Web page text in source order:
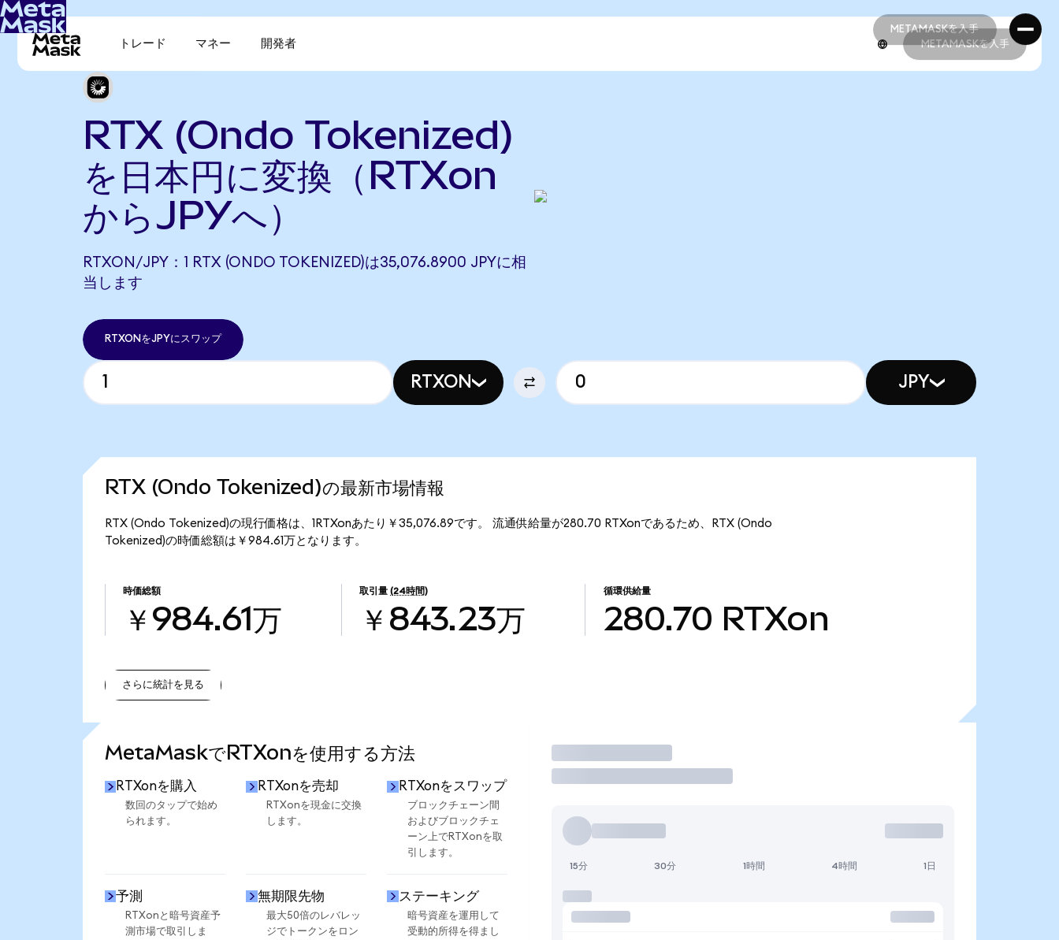
METAMASKを入手
METAMASKを入手
トレード マネー 開発者 METAMASKを入手
RTX (Ondo Tokenized)
を日本円に変換（RTXon
からJPYへ）
RTXON/JPY：1 RTX (ONDO TOKENIZED)は35,076.8900 JPYに相
当します
RTXONをJPYにスワップ
RTXON JPY
RTX (Ondo Tokenized)の最新市場情報
RTX (Ondo Tokenized)の現行価格は、1RTXonあたり￥35,076.89です。 流通供給量が280.70 RTXonであるため、RTX (Ondo
Tokenized)の時価総額は￥984.61万となります。
時価総額
￥984.61万
取引量 (24時間)
￥843.23万
循環供給量
280.70 RTXon
さらに統計を見る
MetaMaskでRTXonを使用する方法
RTXonを購入
数回のタップで始め
られます。
RTXonを売却
RTXonを現金に交換
します。
RTXonをスワップ
ブロックチェーン間
およびブロックチェ
ーン上でRTXonを取
引します。
予測
RTXonと暗号資産予
測市場で取引しま
無期限先物
最大50倍のレバレッ
ジでトークンをロン
ステーキング
暗号資産を運用して
受動的所得を得まし
取引
15分 30分 1時間 4時間 1日